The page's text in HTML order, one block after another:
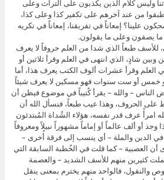
وليس كلام الذين يكذبون على التراث وعلى
من عند آخرهم على تكفير كذا وعلى كذا،
علينا؟ إمعاناً في تفريقنا، إمعاناً في تكريه
ما يصفون وعلى ما يقولون.
للأسف طبعاً الذي شدا من العلم حروفاً لا يعرف
شادٍ، الذي انتهى في العلم وقرأ ثلاثين أو
العلم وقرأ عشرات ألوف الكتب يعرف هذا، أما
أو خمس أو ست سنوات فهو مسكين لا يعرف شيئاً
الناس – والله – يقرأ كُتيباً في موضوع فيظن أن
على الحروف، وهذا عيب طبعاً، فنسأل الله أن
امرأً عرف قدر نفسه، هؤلاء الشُداة المُبتدئون
أو ألف عالماً أو إماماً مشهوراً نبيلاً ومعروفاً
الدين والملة – أي ينسب إلى فرقة أُخرى –
أن العصبية – كما قلت في الخُطبة السابقة التي
كثيرين منهم للأسف الشديد – والعصمة
والنقول، فالواحد منهم يخترم بمعنى ينقل